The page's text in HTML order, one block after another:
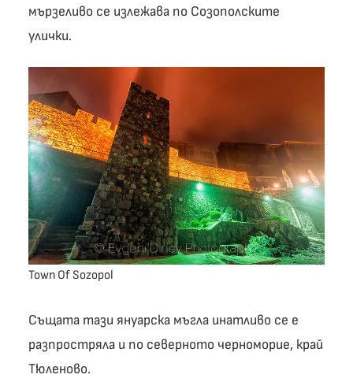
мързеливо се излежава по Созополските
улички.
Town Of Sozopol
Същата тази януарска мъгла инатливо се е
разпростряла и по северното черноморие, край
Тюленово.